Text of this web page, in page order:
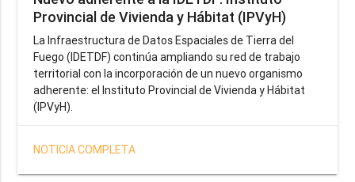
Provincial de Vivienda y Hábitat (IPVyH)
La Infraestructura de Datos Espaciales de Tierra del
Fuego (IDETDF) continúa ampliando su red de trabajo
territorial con la incorporación de un nuevo organismo
adherente: el Instituto Provincial de Vivienda y Hábitat
(IPVyH).
NOTICIA COMPLETA